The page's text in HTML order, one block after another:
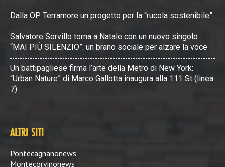
Dalla OP Terramore un progetto per la “rucola sostenibile”
Salvatore Sorvillo torna a Natale con un nuovo singolo
“MAI PIÙ SILENZIO”: un brano sociale per alzare la voce
Un battipagliese firma l’arte della Metro di New York:
“Urban Nature” di Marco Gallotta inaugura alla 111 St (linea
7)
ALTRI SITI
Pontecagnanonews
Montecorvinonews